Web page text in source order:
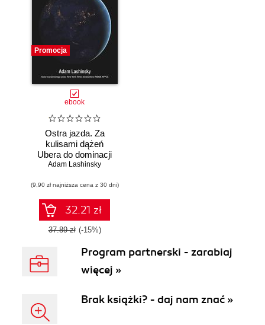
Promocja
ebook
Ostra jazda. Za
kulisami dążeń
Ubera do dominacji
na świecie
Adam Lashinsky
(9,90 zł najniższa cena z 30 dni)
32.21 zł
37.89 zł (-15%)
Program partnerski - zarabiaj
więcej »
Brak książki? - daj nam znać »